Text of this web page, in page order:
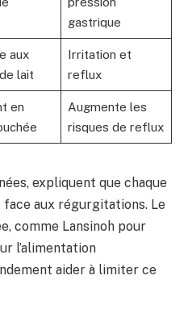
gastrique
aux
lait
Irritation et
reflux
en
Augmente les
risques de reflux
expliquent que chaque
aux régurgitations. Le
comme Lansinoh pour
l’alimentation
aider à limiter ce